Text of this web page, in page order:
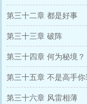
第三十二章 都是好事
第三十三章 破阵
第三十四章 何为秘境？
第三十五章 不是高手你
第三十六章 风雷相薄